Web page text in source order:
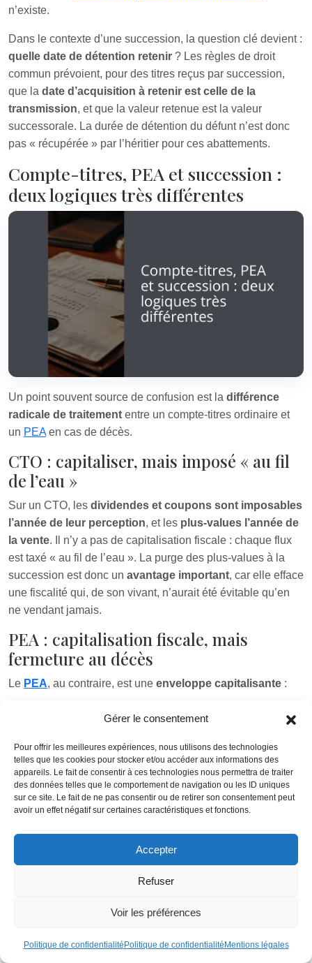
Gérer le consentement
Pour offrir les meilleures expériences, nous utilisons des technologies
telles que les cookies pour stocker et/ou accéder aux informations des
appareils. Le fait de consentir à ces technologies nous permettra de traiter
des données telles que le comportement de navigation ou les ID uniques
sur ce site. Le fait de ne pas consentir ou de retirer son consentement peut
avoir un effet négatif sur certaines caractéristiques et fonctions.
Accepter
Refuser
Voir les préférences
Politique de confidentialité Politique de confidentialité Mentions légales
n’existe.
Dans le contexte d’une succession, la question clé devient :
quelle date de détention retenir ? Les règles de droit
commun prévoient, pour des titres reçus par succession,
que la date d’acquisition à retenir est celle de la
transmission, et que la valeur retenue est la valeur
successorale. La durée de détention du défunt n’est donc
pas « récupérée » par l’héritier pour ces abattements.
Compte-titres, PEA et succession :
deux logiques très différentes
Un point souvent source de confusion est la différence
radicale de traitement entre un compte-titres ordinaire et
un PEAen cas de décès.
CTO : capitaliser, mais imposé « au fil
de l’eau »
Sur un CTO, les dividendes et coupons sont imposables
l’année de leur perception, et les plus-values l’année de
la vente. Il n’y a pas de capitalisation fiscale : chaque flux
est taxé « au fil de l’eau ». La purge des plus-values à la
succession est donc un avantage important, car elle efface
une fiscalité qui, de son vivant, n’aurait été évitable qu’en
ne vendant jamais.
PEA : capitalisation fiscale, mais
fermeture au décès
Le PEA, au contraire, est une enveloppe capitalisante :
tant que les fonds restent dans le plan, aucun impôt
–la fiscalité n’intervient qu’en cas de retrait ou de
clôture.
BON À SAVOIR :
Au décès du titulaire, le traitement est spécifique.
est automatiquement clôturé
– les titres sont transférés sur un compte-titres de